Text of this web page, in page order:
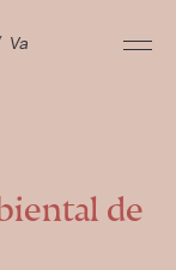
Va
de